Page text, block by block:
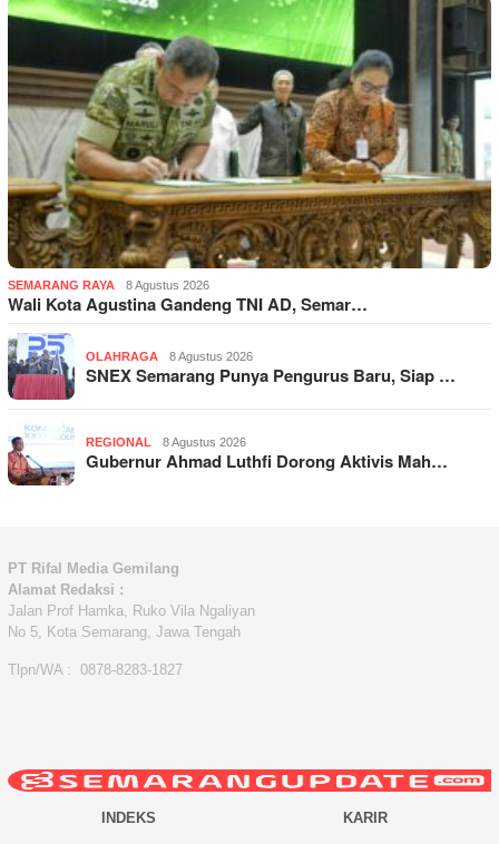
SEMARANG RAYA 8 Agustus 2026
Wali Kota Agustina Gandeng TNI AD, Semar…
OLAHRAGA 8 Agustus 2026
SNEX Semarang Punya Pengurus Baru, Siap …
REGIONAL 8 Agustus 2026
Gubernur Ahmad Luthfi Dorong Aktivis Mah…
PT Rifal Media Gemilang
Alamat Redaksi :
Jalan Prof Hamka, Ruko Vila Ngaliyan
No 5, Kota Semarang, Jawa Tengah
Tlpn/WA : 0878-8283-1827
INDEKS
KARIR